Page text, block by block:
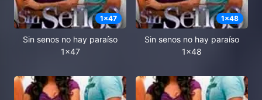
1x47
Sin senos no hay paraíso
1x47
1x48
Sin senos no hay paraíso
1x48